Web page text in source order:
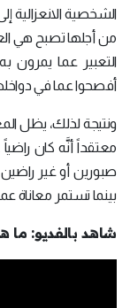
الشخصية الانعزالية
من أجلها تصبح هي
التعبير عما يمرون
أفصحوا عما في
ونتيجة لذلك، يظل
معتقداً أنَّه كان
صبورين أو غير
بينما تستمر معاناة
شاهد بالفديو: ما